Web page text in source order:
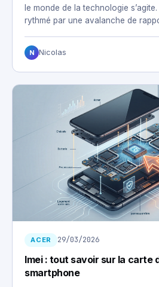
le monde de la technologie
rythmé par une avalanche de
N Nicolas
ACER 29/03/2026
Imei : tout savoir sur la carte
smartphone